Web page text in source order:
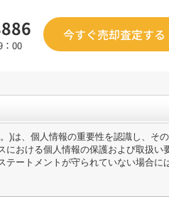
：00
今すぐ売却査定する
)は、個人情報の重要性を認識し、そ
おける個人情報の保護および取扱い
ートメントが守られていない場合に